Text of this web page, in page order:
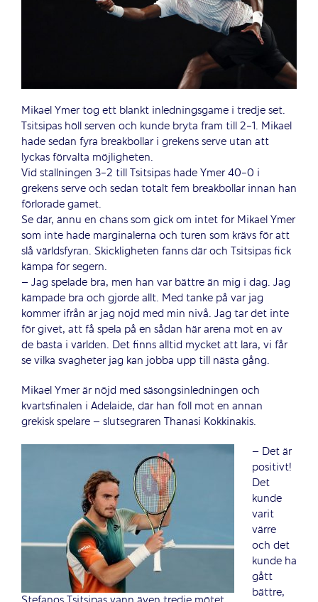
Mikael Ymer tog ett blankt inledningsgame i tredje set.
Tsitsipas höll serven och kunde bryta fram till 2-1. Mikael
hade sedan fyra breakbollar i grekens serve utan att
lyckas förvalta möjligheten.
Vid ställningen 3-2 till Tsitsipas hade Ymer 40-0 i
grekens serve och sedan totalt fem breakbollar innan han
förlorade gamet.
Se där, ännu en chans som gick om intet för Mikael Ymer
som inte hade marginalerna och turen som krävs för att
slå världsfyran. Skickligheten fanns där och Tsitsipas fick
kämpa för segern.
– Jag spelade bra, men han var bättre än mig i dag. Jag
kämpade bra och gjorde allt. Med tanke på var jag
kommer ifrån är jag nöjd med min nivå. Jag tar det inte
för givet, att få spela på en sådan här arena mot en av
de bästa i världen. Det finns alltid mycket att lära, vi får
se vilka svagheter jag kan jobba upp till nästa gång.
Mikael Ymer är nöjd med säsongsinledningen och
kvartsfinalen i Adelaide, där han föll mot en annan
grekisk spelare – slutsegraren Thanasi Kokkinakis.
– Det är
positivt!
Det
kunde
varit
värre
och det
kunde ha
gått
bättre,